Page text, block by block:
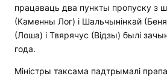
працаваць два пункты пропуску з
(Каменны Лог) і Шальчынінкай
(Лоша) і Твярячус (Відзы) былі
года.
Міністры таксама падтрымалі